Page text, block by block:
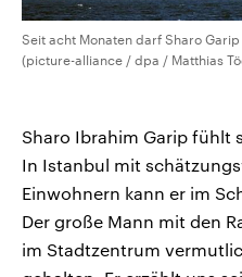
Seit acht Monaten darf Sharo
(picture-alliance / dpa / Matthias
Sharo Ibrahim Garip fühlt
In Istanbul mit
Einwohnern kann er im
Der große Mann mit den
im Stadtzentrum